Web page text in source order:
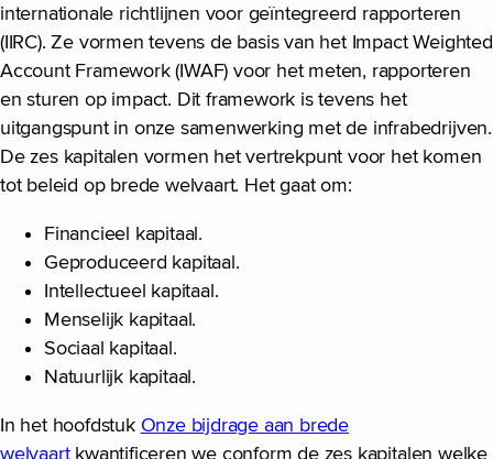
internationale richtlijnen voor geïntegreerd rapporteren
(IIRC). Ze vormen tevens de basis van het Impact Weighted
Account Framework (IWAF) voor het meten, rapporteren
en sturen op impact. Dit framework is tevens het
uitgangspunt in onze samenwerking met de infrabedrijven.
De zes kapitalen vormen het vertrekpunt voor het komen
tot beleid op brede welvaart. Het gaat om:
Financieel kapitaal.
Geproduceerd kapitaal.
Intellectueel kapitaal.
Menselijk kapitaal.
Sociaal kapitaal.
Natuurlijk kapitaal.
In het hoofdstuk Onze bijdrage aan brede